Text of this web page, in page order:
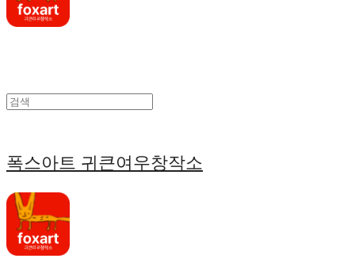
폭스아트 귀큰여우창작소